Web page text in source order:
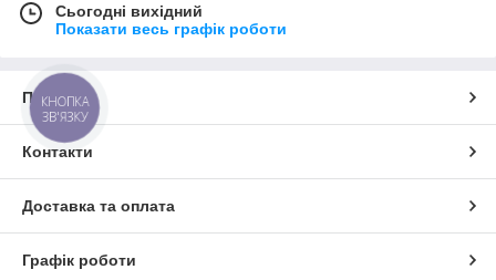
Сьогодні вихідний
Показати весь графік роботи
Про нас
Контакти
Доставка та оплата
Графік роботи
КНОПКА
ЗВ'ЯЗКУ